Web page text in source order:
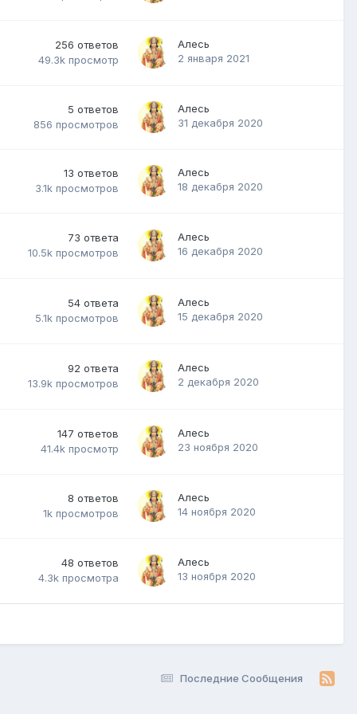
256 ответов
49.3k просмотр
Алесь
2 января 2021
5 ответов
856 просмотров
Алесь
31 декабря 2020
13 ответов
3.1k просмотров
Алесь
18 декабря 2020
73 ответа
10.5k просмотров
Алесь
16 декабря 2020
54 ответа
5.1k просмотров
Алесь
15 декабря 2020
92 ответа
13.9k просмотров
Алесь
2 декабря 2020
147 ответов
41.4k просмотр
Алесь
23 ноября 2020
8 ответов
1k просмотров
Алесь
14 ноября 2020
48 ответов
4.3k просмотра
Алесь
13 ноября 2020
Последние Сообщения